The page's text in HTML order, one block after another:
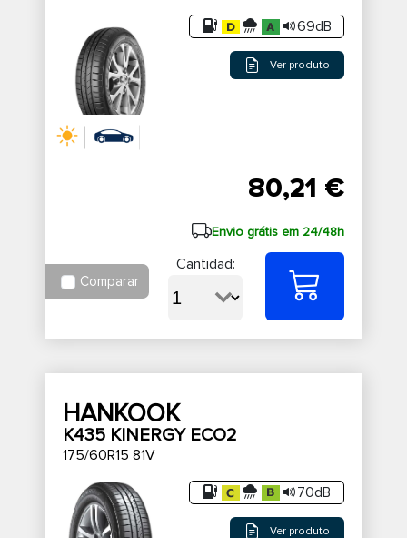
69dB
Ver produto
80,21 €
Envio grátis em 24/48h
Comparar
Cantidad:
HANKOOK
K435 KINERGY ECO2
175/60R15 81V
70dB
Ver produto